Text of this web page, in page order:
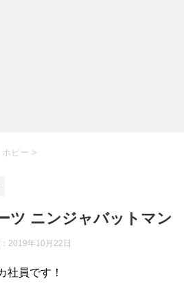
ビー >
ツ ニンジャバットマン
2019年10月22日
社員です！